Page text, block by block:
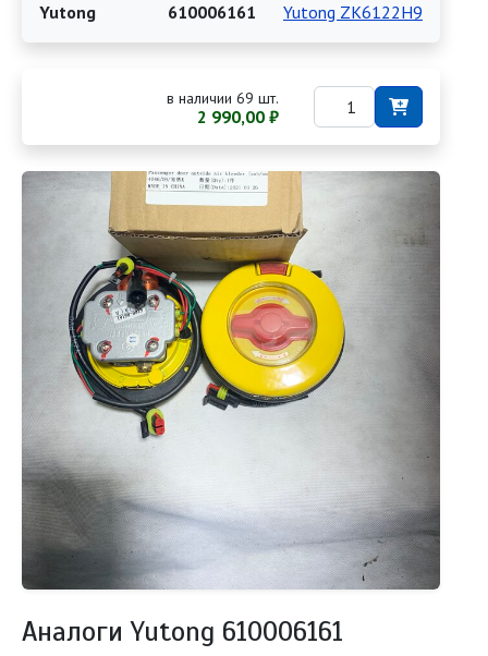
Yutong 610006161 Yutong ZK6122H9
в наличии 69 шт.
2 990,00 ₽
Аналоги Yutong 610006161